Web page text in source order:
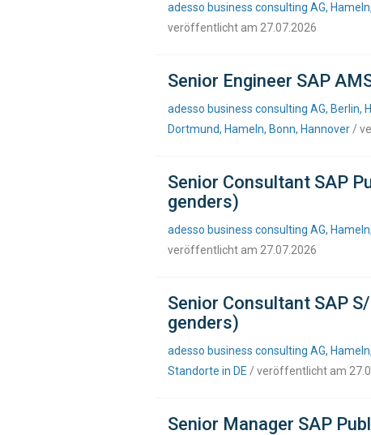
adesso business consulting AG,
veröffentlicht am 27.07.2026
Senior Engineer SAP
adesso business consulting AG, Berlin,
Dortmund, Hameln, Bonn, Hannover /
Senior Consultant SAP
genders)
adesso business consulting AG,
veröffentlicht am 27.07.2026
Senior Consultant SAP
genders)
adesso business consulting AG,
Standorte in DE / veröffentlicht am
Senior Manager SAP